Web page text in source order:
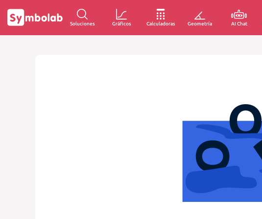
Soluciones Gráficos Calculadoras Geometría AI Chat